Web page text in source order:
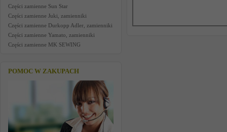
Części zamienne Sun Star
Części zamienne Juki, zamienniki
Części zamienne Durkopp Adler, zamienniki
Części zamienne Yamato, zamienniki
Części zamienne MK SEWING
POMOC W ZAKUPACH